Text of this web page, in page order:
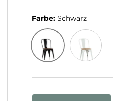
öffnen
Farbe:Schwarz
Schwarz
Anzahl